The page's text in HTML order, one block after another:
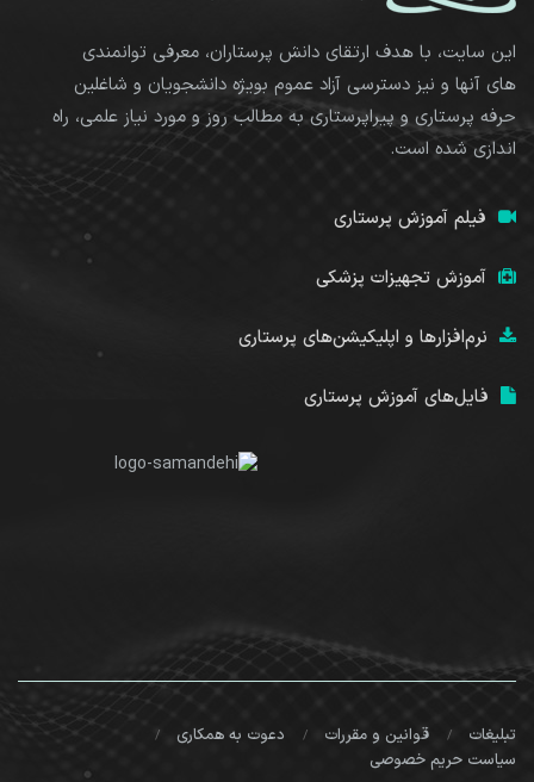
این سایت، با هدف ارتقای دانش پرستاران، معرفی توانمندی
های آنها و نیز دسترسی آزاد عموم بویژه دانشجویان و شاغلین
حرفه پرستاری و پیراپرستاری به مطالب روز و مورد نیاز علمی، راه
اندازی شده است.
فیلم آموزش پرستاری
آموزش تجهیزات پزشکی
نرم‌افزارها و اپلیکیشن‌های پرستاری
فایل‌های آموزش پرستاری
تبلیغات قوانین و مقررات
دعوت به همکاری
سیاست حریم خصوصی